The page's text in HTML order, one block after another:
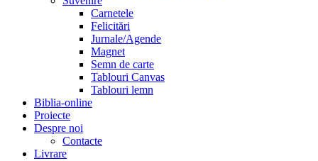
Carnetele
Felicitări
Jurnale/Agende
Magnet
Semn de carte
Tablouri Canvas
Tablouri lemn
Biblia-online
Proiecte
Despre noi
Contacte
Livrare